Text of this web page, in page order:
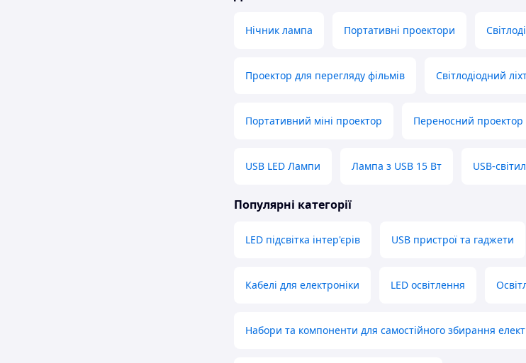
Нічник лампа Портативні проектори
Проектор для перегляду фільмів Світлодіодний
Портативний міні проектор Переносний проектор
USB LED Лампи Лампа з USB 15 Вт USB-
Популярні категорії
LED підсвітка інтер'єрів USB пристрої та гаджети
Кабелі для електроніки LED освітлення
Набори та компоненти для самостійного збирання